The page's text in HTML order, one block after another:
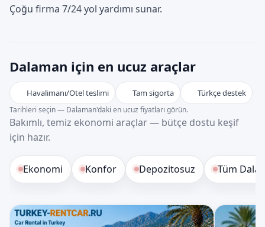
Çoğu firma 7/24 yol yardımı sunar.
Dalaman için en ucuz araçlar
Havalimanı/Otel teslimi Tam sigorta Türkçe destek
Tarihleri seçin — Dalaman'daki en ucuz fiyatları görün.
Bakımlı, temiz ekonomi araçlar — bütçe dostu keşif
için hazır.
Ekonomi Konfor Depozitosuz Tüm